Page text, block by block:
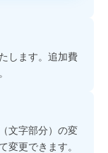
します。追加費
文字部分）の変
変更できます。